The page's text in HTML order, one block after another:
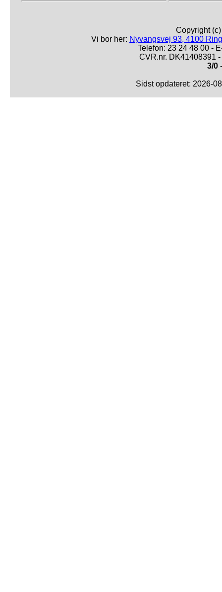
Copyright
Vi bor her: Nyvangsvej 93, 4100
Telefon: 23 24 48 00 -
CVR.nr. DK41408391
3/0
Sidst opdateret: 2026-